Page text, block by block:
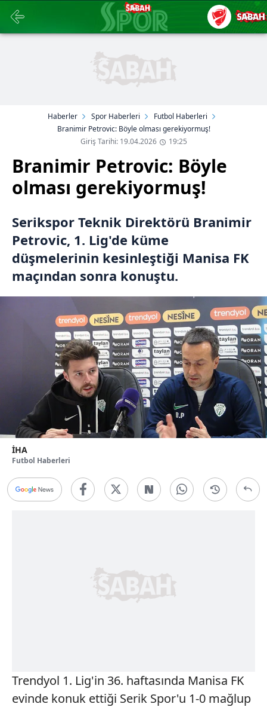
Haberler Spor Haberleri
Futbol Haberleri
Branimir Petrovic: Böyle olması gerekiyormuş!
Giriş Tarihi: 19.04.2026
19:25
Branimir Petrovic: Böyle
olması gerekiyormuş!
Serikspor Teknik Direktörü Branimir
Petrovic, 1. Lig'de küme
düşmelerinin kesinleştiği Manisa FK
maçından sonra konuştu.
İHA
Futbol Haberleri
Trendyol 1. Lig'in 36. haftasında Manisa FK
evinde konuk ettiği Serik Spor'u 1-0 mağlup